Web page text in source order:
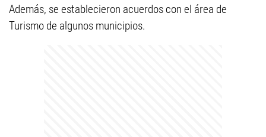
Además, se establecieron acuerdos con el área de
Turismo de algunos municipios.